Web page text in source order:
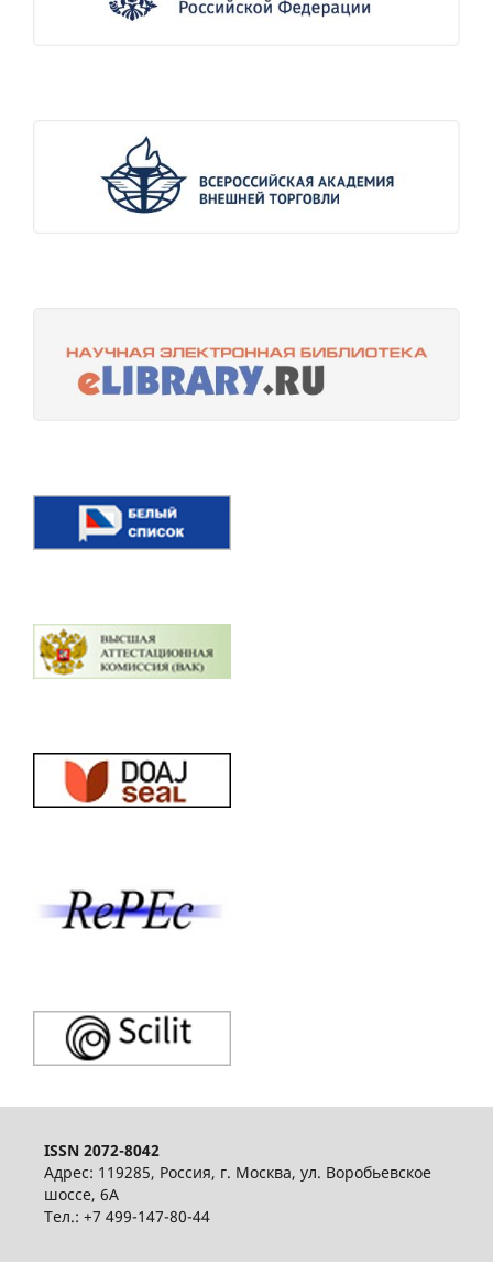
ISSN 2072-8042
Адрес: 119285, Россия, г. Москва, ул. Воробьевское
шоссе, 6А
Тел.: +7 499-147-80-44